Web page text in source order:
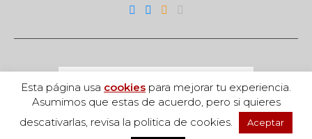
Esta página usa cookies para mejorar tu experiencia.
Asumimos que estas de acuerdo, pero si quieres
descativarlas, revisa la politica de cookies.
Aceptar